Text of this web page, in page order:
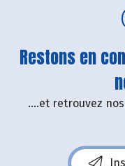
Restons en
....et retrouvez